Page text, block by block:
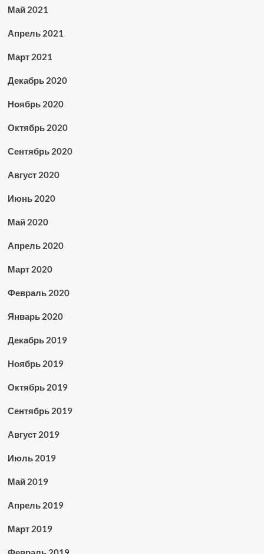
Май 2021
Апрель 2021
Март 2021
Декабрь 2020
Ноябрь 2020
Октябрь 2020
Сентябрь 2020
Август 2020
Июнь 2020
Май 2020
Апрель 2020
Март 2020
Февраль 2020
Январь 2020
Декабрь 2019
Ноябрь 2019
Октябрь 2019
Сентябрь 2019
Август 2019
Июль 2019
Май 2019
Апрель 2019
Март 2019